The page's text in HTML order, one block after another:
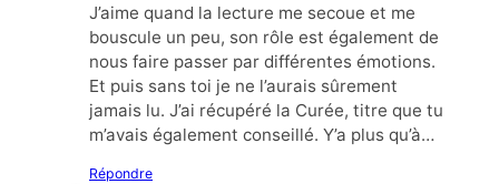
J’aime quand la lecture me secoue et me
bouscule un peu, son rôle est également de
nous faire passer par différentes émotions.
Et puis sans toi je ne l’aurais sûrement
jamais lu. J’ai récupéré la Curée, titre que tu
m’avais également conseillé. Y’a plus qu’à…
Répondre